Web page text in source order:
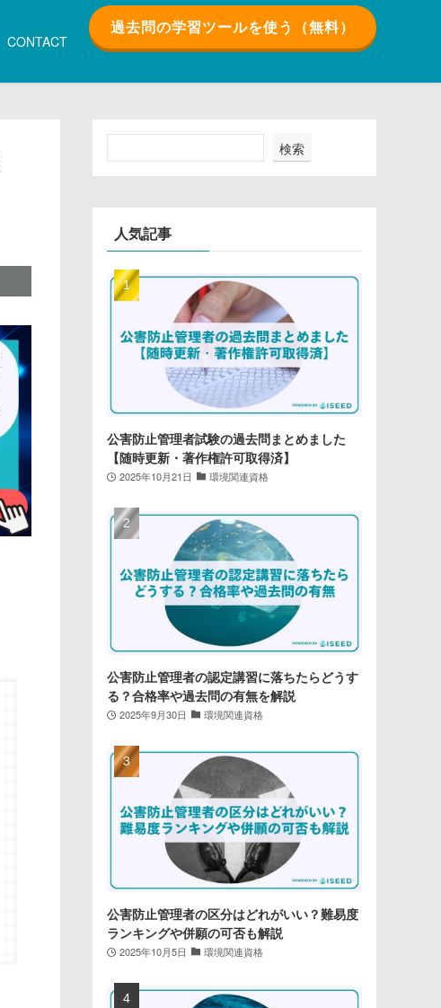
CONTACT
過去問の学習ツールを使う（無料）
検索
人気記事
公害防止管理者試験の過去問まとめました
【随時更新・著作権許可取得済】
2025年10月21日 環境関連資格
公害防止管理者の認定講習に落ちたらどうす
る？合格率や過去問の有無を解説
2025年9月30日 環境関連資格
公害防止管理者の区分はどれがいい？難易度
ランキングや併願の可否も解説
2025年10月5日 環境関連資格